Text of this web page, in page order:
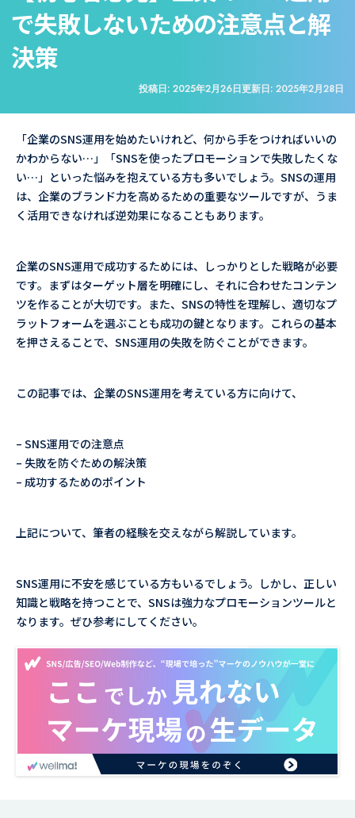
で失敗しないための注意点と解
決策
投稿日: 2025年2月26日更新日: 2025年2月28日
「企業のSNS運用を始めたいけれど、何から手をつければいいの
かわからない…」「SNSを使ったプロモーションで失敗したくな
い…」といった悩みを抱えている方も多いでしょう。SNSの運用
は、企業のブランド力を高めるための重要なツールですが、うま
く活用できなければ逆効果になることもあります。
企業のSNS運用で成功するためには、しっかりとした戦略が必要
です。まずはターゲット層を明確にし、それに合わせたコンテン
ツを作ることが大切です。また、SNSの特性を理解し、適切なプ
ラットフォームを選ぶことも成功の鍵となります。これらの基本
を押さえることで、SNS運用の失敗を防ぐことができます。
この記事では、企業のSNS運用を考えている方に向けて、
– SNS運用での注意点
– 失敗を防ぐための解決策
– 成功するためのポイント
上記について、筆者の経験を交えながら解説しています。
SNS運用に不安を感じている方もいるでしょう。しかし、正しい
知識と戦略を持つことで、SNSは強力なプロモーションツールと
なります。ぜひ参考にしてください。